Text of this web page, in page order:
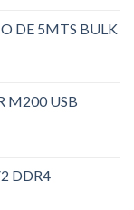
DE 5MTS BULK
M200 USB
DDR4